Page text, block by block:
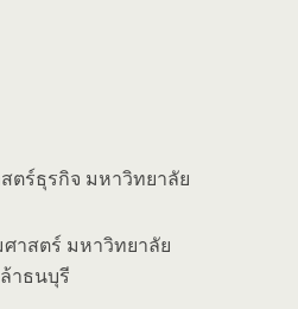
ตร์ธุรกิจ มหาวิทยาลัย
าสตร์ มหาวิทยาลัย
าธนบุรี